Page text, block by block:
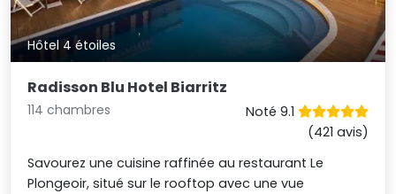
Hôtel 4 étoiles
Radisson Blu Hotel Biarritz
114 chambres
Noté 9.1
(421 avis)
Savourez une cuisine raffinée au restaurant Le
Plongeoir, situé sur le rooftop avec une vue